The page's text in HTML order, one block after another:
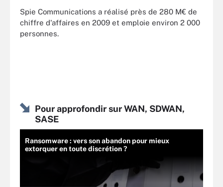
Spie Communications a réalisé près de 280 M€ de
chiffre d'affaires en 2009 et emploie environ 2 000
personnes.
Pour approfondir sur WAN, SDWAN,
SASE
Ransomware : vers son abandon pour mieux
extorquer en toute discrétion ?